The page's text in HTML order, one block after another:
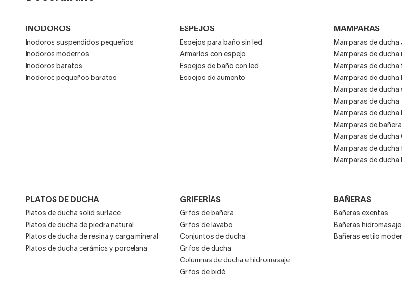
Catálogo de complementos
baño Gedy en Decorabaño
Del catálogo de accesorios de baño Gedy
decena de productos para baños actuales,
modernos con especial apreciación por el
la decoración cuidada al detalle.
fabricación depiezas en acero inoxidable,
INODOROS
Inodoros suspendidos pequeños
Inodoros modernos
Inodoros baratos
Inodoros pequeños baratos
ESPEJOS
Espejos para baño sin led
Armarios con espejo
Espejos de baño con led
Espejos de aumento
MAMPARAS
Mamparas de ducha
Mamparas de ducha
Mamparas de ducha
Mamparas de ducha
Mamparas de ducha
Mamparas de ducha
Mamparas de ducha
Mamparas de bañera
Mamparas de ducha
Mamparas de ducha
Mamparas de ducha
PLATOS DE DUCHA
Platos de ducha solid surface
Platos de ducha de piedra natural
Platos de ducha de resina y carga mineral
Platos de ducha cerámica y porcelana
GRIFERÍAS
Grifos de bañera
Grifos de lavabo
Conjuntos de ducha
Grifos de ducha
Columnas de ducha e hidromasaje
Grifos de bidé
BAÑERAS
Bañeras exentas
Bañeras hidromasaje
Bañeras estilo